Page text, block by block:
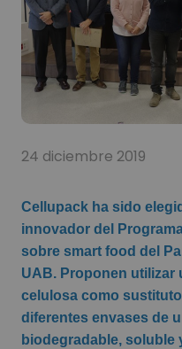
24 diciembre 2019
Cellupack ha sido
innovador del
sobre smart food del
UAB. Proponen utilizar
celulosa como
diferentes envases de
biodegradable, soluble